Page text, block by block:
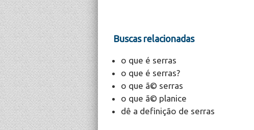
Buscas relacionadas
o que é serras
o que é serras?
o que ã© serras
o que ã© planice
dê a definição de serras